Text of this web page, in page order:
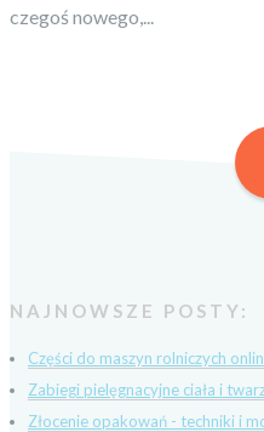
czegoś nowego,...
NAJNOWSZE POSTY:
Części do maszyn rolniczych
Zabiegi pielęgnacyjne ciała i
Złocenie opakowań - techniki i